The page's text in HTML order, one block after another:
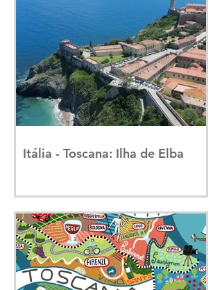
Itália - Toscana: Ilha de Elba